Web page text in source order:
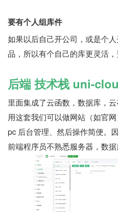
要有个人组库件
如果以后自己开公司，或是个
品，所以有个自己的库更灵活，
后端 技术栈 uni-
里面集成了云函数，数据库，
用这套我们可以做网站（如官
pc 后台管理、然后操作简便。
前端程序员不熟悉服务器，数据